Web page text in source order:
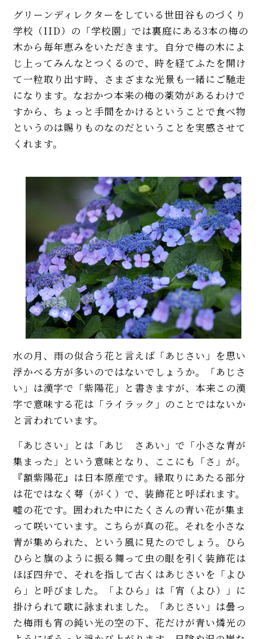
グリーンディレクターをしている世田谷ものづくり
学校（IID）の「学校園」では裏庭にある3本の梅の
木から毎年恵みをいただきます。自分で梅の木によ
じ上ってみんなとつくるので、時を経てふたを開け
て一粒取り出す時、さまざまな光景も一緒にご馳走
になります。なおかつ本来の梅の薬効があるわけで
すから、ちょっと手間をかけるということで食べ物
というのは賜りものなのだということを実感させて
くれます。
水の月、雨の似合う花と言えば「あじさい」を思い
浮かべる方が多いのではないでしょうか。「あじさ
い」は漢字で「紫陽花」と書きますが、本来この漢
字で意味する花は「ライラック」のことではないか
と言われています。
「あじさい」とは「あじ さあい」で「小さな青が
集まった」という意味となり、ここにも「さ」が。
『額紫陽花』は日本原産です。縁取りにあたる部分
は花ではなく萼（がく）で、装飾花と呼ばれます。
嘘の花です。囲われた中にたくさんの青い花が集ま
って咲いています。こちらが真の花。それを小さな
青が集められた、という風に見たのでしょう。ひら
ひらと旗のように振る舞って虫の眼を引く装飾花は
ほぼ四弁で、それを指して古くはあじさいを「よひ
ら」と呼びました。「よひら」は「宵（よひ）」に
掛けられて歌に詠まれました。「あじさい」は曇っ
た梅雨も宵の鈍い光の空の下、花だけが青い燐光の